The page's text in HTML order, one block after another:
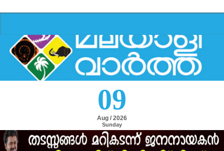
09
Aug / 2026
Sunday